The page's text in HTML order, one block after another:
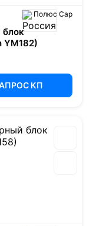
Полюс Сар
блок
YM182)
КП